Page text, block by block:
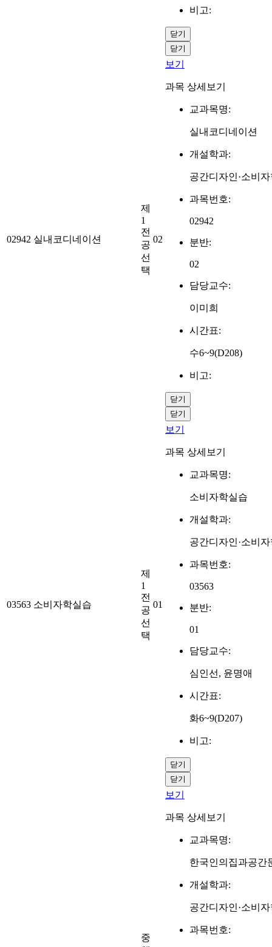
비고:
닫기
닫기
02942 실내코디네이션
제
1
전
공
선
택
02
보기
과목 상세보기
교과목명:
실내코디네이션
개설학과:
공간디자인·소비
과목번호:
02942
분반:
02
담당교수:
이미희
시간표:
수6~9(D208)
비고:
닫기
닫기
03563 소비자학실습
제
1
전
공
선
택
01
보기
과목 상세보기
교과목명:
소비자학실습
개설학과:
공간디자인·소비
과목번호:
03563
분반:
01
담당교수:
심인선, 윤명애
시간표:
화6~9(D207)
비고:
닫기
닫기
중
보기
과목 상세보기
교과목명:
한국인의집과공간
개설학과:
공간디자인·소비
과목번호: